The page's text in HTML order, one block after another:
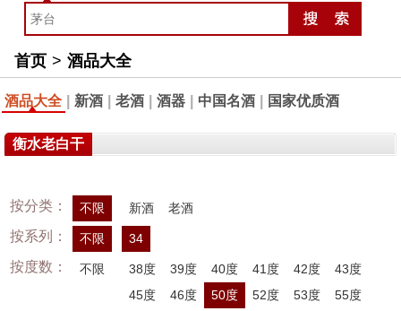
首页 > 酒品大全
酒品大全 新酒 老酒 酒器 中国名酒 国家优质酒
衡水老白干
按分类： 不限 新酒 老酒
按系列： 不限 34
按度数： 不限 38度 39度 40度 41度 42度
43度
45度
46度 50度 52度 53度
55度